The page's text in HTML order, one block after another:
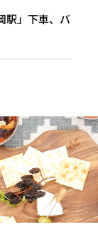
駅」下車、バ